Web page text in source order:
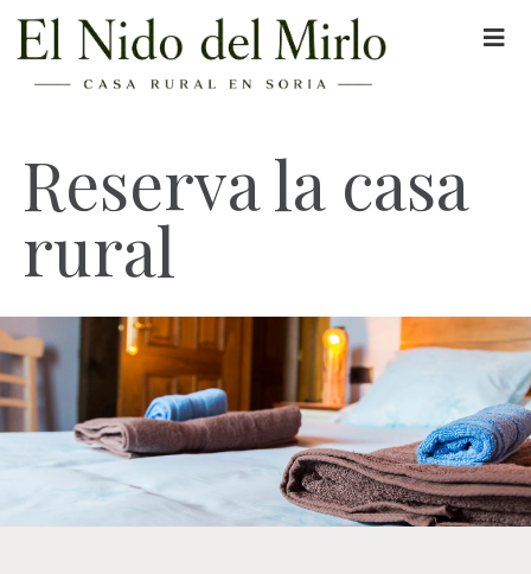
Reserva la casa
rural